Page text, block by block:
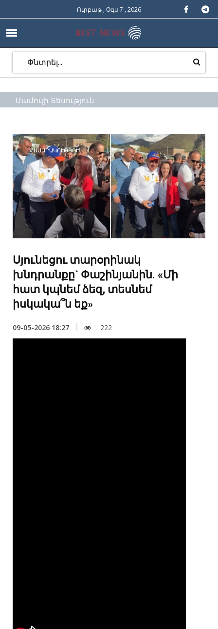
Ուրբաթ , Օգս 7 , 2026
Մամուլի Տեսություն
ՀԱՍԱՐԱԿՈՒԹՅՈՒՆ
Սյունեցու տարօրինակ
խնդրանքը` Փաշինյանին. «Մի
հատ կպնեմ ձեզ, տեսնեմ
իսկակա՞ն եք»
09-05-2026 18:27 222